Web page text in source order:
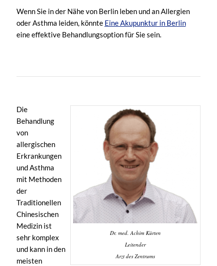
Wenn Sie in der Nähe von Berlin leben und an Allergien
oder Asthma leiden, könnte Eine Akupunktur in Berlin
eine effektive Behandlungsoption für Sie sein.
Dr. med. Achim Kürten
Leitender
Arzt des Zentrums
Die
Behandlung
von
allergischen
Erkrankungen
und Asthma
mit Methoden
der
Traditionellen
Chinesischen
Medizin ist
sehr komplex
und kann in den
meisten